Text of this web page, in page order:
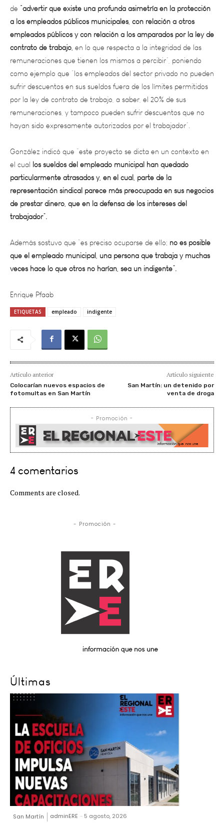
empleados públicos y con relación a los amparados por la ley de
contrato de trabajo,en lo que respecta a la integridad de las
remuneraciones que tienen los mismos a percibir”, poniendo
como ejemplo que “los empleados del sector privado no pueden
sufrir descuentos en sus sueldos fuera de los límites permitidos
por la ley de contrato de trabajo, a saber, el 20% de sus
remuneraciones, y tampoco pueden sufrir descuentos que no
hayan sido expresamente autorizados por el trabajador”.
González indicó que “este proyecto se dicta en un contexto en
el cuallos sueldos del empleado municipal han quedado
particularmente atrasados y, en el cual, parte de la
representación sindical parece más preocupada en sus negocios
de prestar dinero, que en la defensa de los intereses del
trabajador”.
Además sostuvo que “es preciso ocuparse de ello;
que el empleado municipal, una persona que trabaja y muchas
veces hace lo que otros no harían, sea un indigente”.
Enrique Pfaab
ETIQUETAS empleado indigente
Artículo anterior
Colocarían nuevos espacios de
fotomultas en San Martín
Artículo siguiente
San Martín: un detenido por
venta de droga
- Promoción -
4 comentarios
Comments are closed.
- Promoción -
Últimas
San Martín adminERE - 5 agosto, 2026